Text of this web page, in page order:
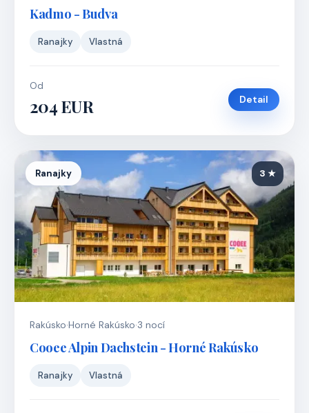
Kadmo - Budva
Ranajky Vlastná
Od
204 EUR Detail
Ranajky 3 ★
Rakúsko·Horné Rakúsko·3 nocí
Cooee Alpin Dachstein - Horné Rakúsko
Ranajky Vlastná